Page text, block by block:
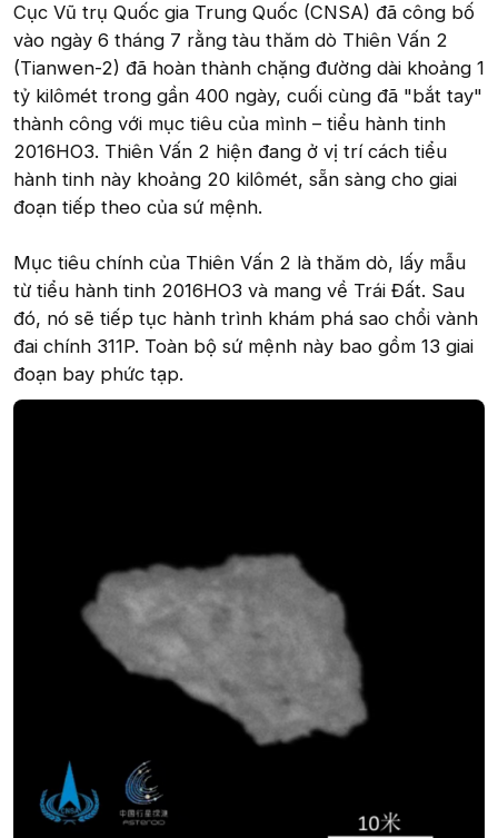
Cục Vũ trụ Quốc gia Trung Quốc (CNSA) đã công bố
vào ngày 6 tháng 7 rằng tàu thăm dò Thiên Vấn 2
(Tianwen-2) đã hoàn thành chặng đường dài khoảng 1
tỷ kilômét trong gần 400 ngày, cuối cùng đã "bắt tay"
thành công với mục tiêu của mình – tiểu hành tinh
2016HO3. Thiên Vấn 2 hiện đang ở vị trí cách tiểu
hành tinh này khoảng 20 kilômét, sẵn sàng cho giai
đoạn tiếp theo của sứ mệnh.
Mục tiêu chính của Thiên Vấn 2 là thăm dò, lấy mẫu
từ tiểu hành tinh 2016HO3 và mang về Trái Đất. Sau
đó, nó sẽ tiếp tục hành trình khám phá sao chổi vành
đai chính 311P. Toàn bộ sứ mệnh này bao gồm 13 giai
đoạn bay phức tạp.